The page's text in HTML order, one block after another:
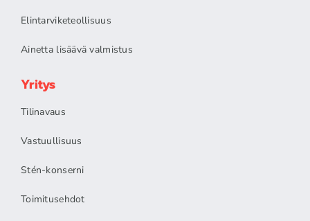
Elintarviketeollisuus
Ainetta lisäävä valmistus
Yritys
Tilinavaus
Vastuullisuus
Stén-konserni
Toimitusehdot